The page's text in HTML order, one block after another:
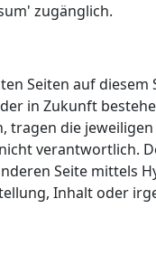
zugänglich.
Seiten auf diesem
in Zukunft
tragen die
verantwortlich.
Seite mittels
Inhalt oder